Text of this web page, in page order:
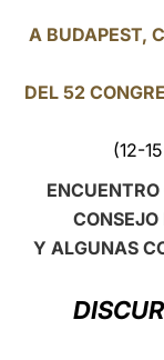
A BUDAPEST,
DEL 52
(12-
CONSEJO
Y ALGUNAS